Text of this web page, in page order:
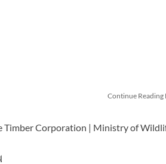
Continue Reading
Timber Corporation | Ministry of